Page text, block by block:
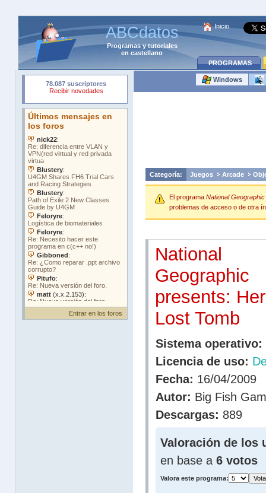
ABCdatos
Programasytutoriales
en castellano
Inicio
PROGRAMAS
Entrar en los foros
Windows
Categoría: Juegos Arcade
El programa National
problemas de acceso o de otra
National
Geographic
presents:
Lost Tomb
Sistema operativo:
Licencia de uso:
Fecha: 16/04/2009
Autor: Big Fish
Descargas: 889
Valoración de los
en base a 6 votos
Valora este programa: